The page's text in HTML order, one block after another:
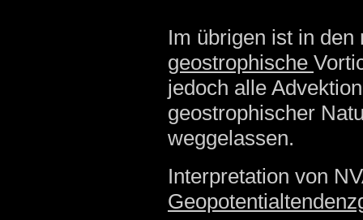
Im übrigen ist in
geostrophische
jedoch alle
geostrophischer
weggelassen.
Interpretation von